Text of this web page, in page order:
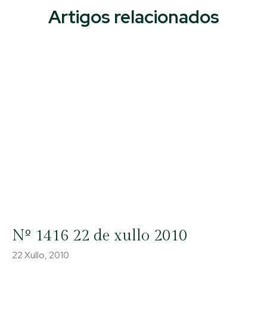
Artigos relacionados
Nº 1416 22 de xullo 2010
22 Xullo, 2010